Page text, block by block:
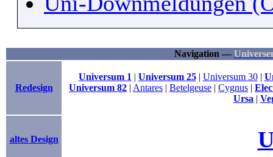
Navigation —
Redesign
Universum 1 | Universum 25| Universum 30|
Universum 82 | Antares | Betelgeuse | Cygnus |
Ursa |
altes Design